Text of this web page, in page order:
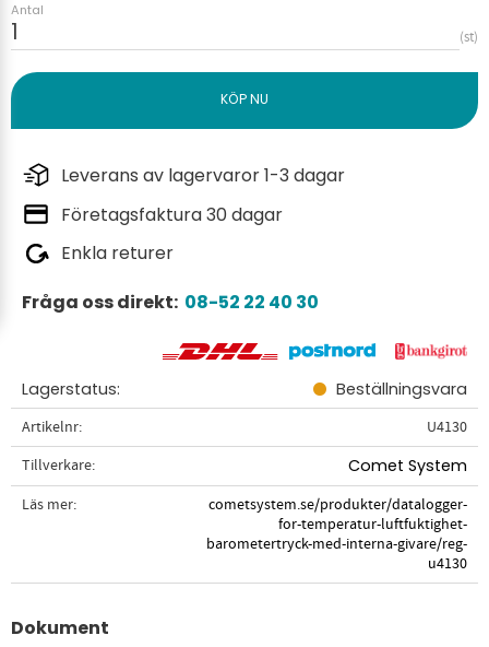
Antal
st
Leverans av lagervaror 1-3 dagar
Företagsfaktura 30 dagar
Enkla returer
Fråga oss direkt: 08-52 22 40 30
Lagerstatus Beställningsvara
Artikelnr
U4130
Tillverkare
Comet System
Läs mer
cometsystem.se/produkter/datalogger-
for-temperatur-luftfuktighet-
barometertryck-med-interna-givare/reg-
u4130
Dokument